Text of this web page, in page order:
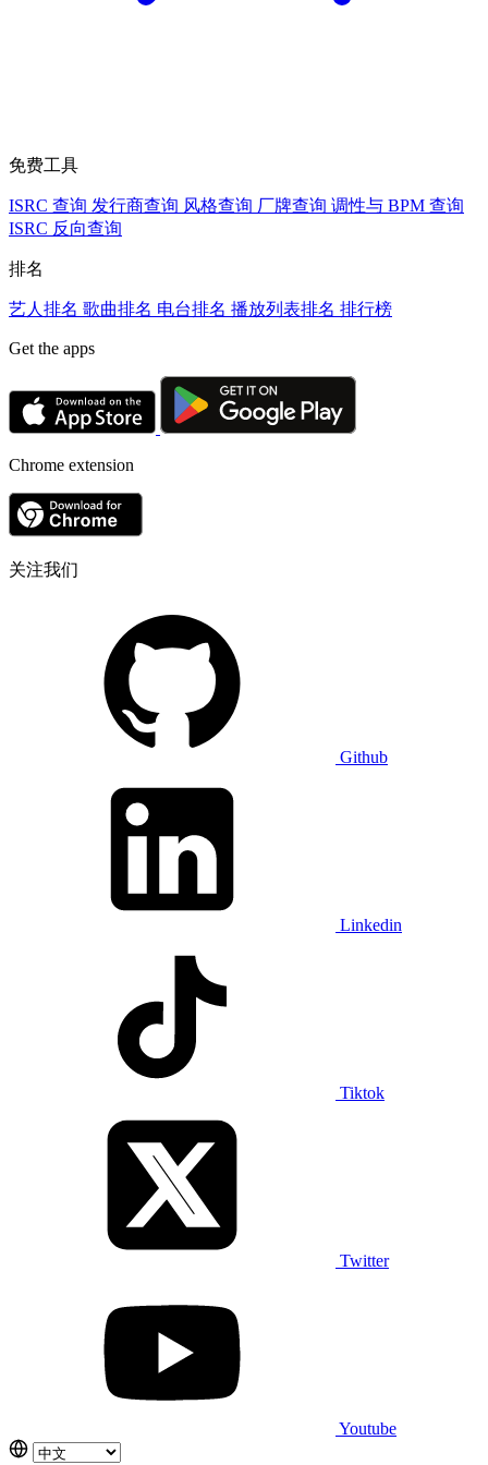
免费工具
ISRC 查询 发行商查询 风格查询 厂牌查询 调性与 BPM 查询
ISRC 反向查询
排名
艺人排名 歌曲排名 电台排名 播放列表排名 排行榜
Get the apps
Chrome extension
关注我们
Github
Linkedin
Tiktok
Twitter
Youtube